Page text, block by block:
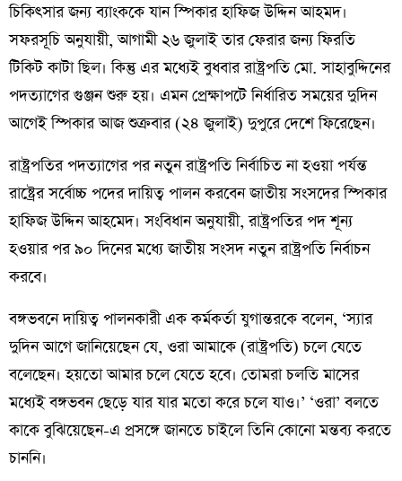
চিকিৎসার জন্য ব্যাংককে যান স্পিকার হাফিজ উদ্দিন আহমদ।
সফরসূচি অনুযায়ী, আগামী ২৬ জুলাই তার ফেরার জন্য ফিরতি
টিকিট কাটা ছিল। কিন্তু এর মধ্যেই বুধবার রাষ্ট্রপতি মো. সাহাবুদ্দিনের
পদত্যাগের গুঞ্জন শুরু হয়। এমন প্রেক্ষাপটে নির্ধারিত সময়ের দুদিন
আগেই স্পিকার আজ শুক্রবার (২৪ জুলাই) দুপুরে দেশে ফিরেছেন।
রাষ্ট্রপতির পদত্যাগের পর নতুন রাষ্ট্রপতি নির্বাচিত না হওয়া পর্যন্ত
রাষ্ট্রের সর্বোচ্চ পদের দায়িত্ব পালন করবেন জাতীয় সংসদের স্পিকার
হাফিজ উদ্দিন আহমেদ। সংবিধান অনুযায়ী, রাষ্ট্রপতির পদ শূন্য
হওয়ার পর ৯০ দিনের মধ্যে জাতীয় সংসদ নতুন রাষ্ট্রপতি নির্বাচন
করবে।
বঙ্গভবনে দায়িত্ব পালনকারী এক কর্মকর্তা যুগান্তরকে বলেন, ‘স্যার
দুদিন আগে জানিয়েছেন যে, ওরা আমাকে (রাষ্ট্রপতি) চলে যেতে
বলেছেন। হয়তো আমার চলে যেতে হবে। তোমরা চলতি মাসের
মধ্যেই বঙ্গভবন ছেড়ে যার যার মতো করে চলে যাও।’ ‘ওরা’ বলতে
কাকে বুঝিয়েছেন-এ প্রসঙ্গে জানতে চাইলে তিনি কোনো মন্তব্য করতে
চাননি।